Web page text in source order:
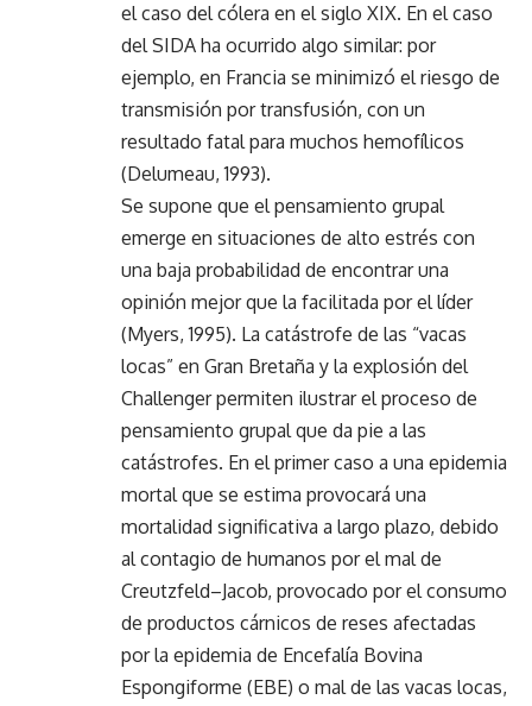
el caso del cólera en el siglo XIX. En el caso
del SIDA ha ocurrido algo similar: por
ejemplo, en Francia se minimizó el riesgo de
transmisión por transfusión, con un
resultado fatal para muchos hemofílicos
(Delumeau, 1993).
Se supone que el pensamiento grupal
emerge en situaciones de alto estrés con
una baja probabilidad de encontrar una
opinión mejor que la facilitada por el líder
(Myers, 1995). La catástrofe de las “vacas
locas” en Gran Bretaña y la explosión del
Challenger permiten ilustrar el proceso de
pensamiento grupal que da pie a las
catástrofes. En el primer caso a una epidemia
mortal que se estima provocará una
mortalidad significativa a largo plazo, debido
al contagio de humanos por el mal de
Creutzfeld–Jacob, provocado por el consumo
de productos cárnicos de reses afectadas
por la epidemia de Encefalía Bovina
Espongiforme (EBE) o mal de las vacas locas,